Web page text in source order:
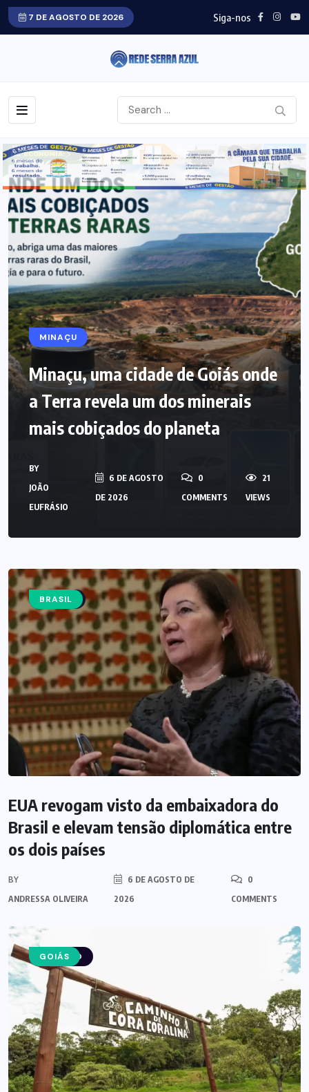
7 DE AGOSTO DE 2026 Siga-nos
MINAÇU
Minaçu, uma cidade de Goiás onde
a Terra revela um dos minerais
mais cobiçados do planeta
BY
JOÃO
EUFRÁSIO
6 DE AGOSTO
DE 2026
0
COMMENTS
21
VIEWS
MUNDO
BRASIL
EUA revogam visto da embaixadora do
Brasil e elevam tensão diplomática entre
os dois países
BY
ANDRESSA OLIVEIRA
6 DE AGOSTO DE
2026
0
COMMENTS
TURISMO
GOIÁS